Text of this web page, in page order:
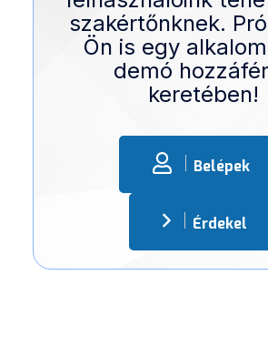
szakértőnknek.
Ön is egy
demó
keretében!
Belépek
Érdekel